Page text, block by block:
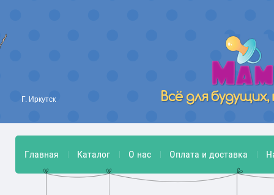
Г. Иркутск
Главная Каталог О нас Оплата и доставка